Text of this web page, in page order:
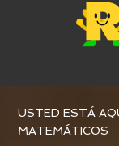
USTED ESTÁ
MATEMÁTICOS